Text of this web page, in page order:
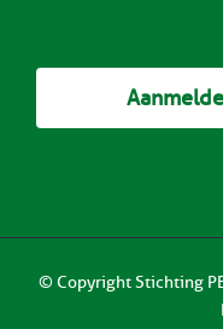
© CopyrightStichting